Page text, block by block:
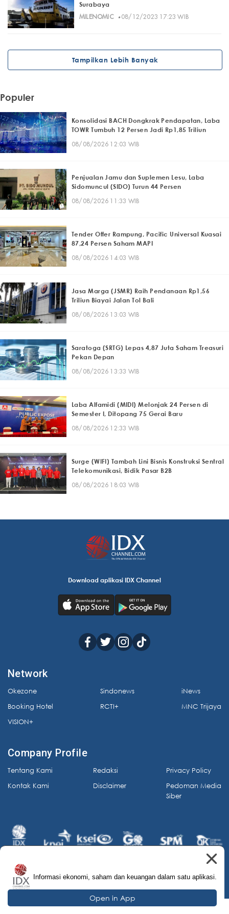
Surabaya
MILENOMIC· 08/12/2023 17:23 WIB
Tampilkan Lebih Banyak
Populer
Konsolidasi BACH Dongkrak Pendapatan, Laba
TOWR Tumbuh 12 Persen Jadi Rp1,85 Triliun
08/08/2026 12:03 WIB
Penjualan Jamu dan Suplemen Lesu, Laba
Sidomuncul (SIDO) Turun 44 Persen
08/08/2026 11:33 WIB
Tender Offer Rampung, Pacific Universal Kuasai
87,24 Persen Saham MAPI
08/08/2026 14:03 WIB
Jasa Marga (JSMR) Raih Pendanaan Rp1,56
Triliun Biayai Jalan Tol Bali
08/08/2026 13:03 WIB
Saratoga (SRTG) Lepas 4,87 Juta Saham Treasuri
Pekan Depan
08/08/2026 13:33 WIB
Laba Alfamidi (MIDI) Melonjak 24 Persen di
Semester I, Ditopang 75 Gerai Baru
08/08/2026 12:33 WIB
Surge (WIFI) Tambah Lini Bisnis Konstruksi Sentral
Telekomunikasi, Bidik Pasar B2B
08/08/2026 18:03 WIB
Download aplikasi IDX Channel
Network
Okezone
Booking Hotel
VISION+
Sindonews
RCTI+
iNews
MNC Trijaya
Company Profile
Tentang Kami
Kontak Kami
Redaksi
Disclaimer
Privacy Policy
Pedoman Media
Siber
© 2026 IDX Channel. All Rights Reserved.
Informasi ekonomi, saham dan keuangan dalam satu aplikasi.
Open in App